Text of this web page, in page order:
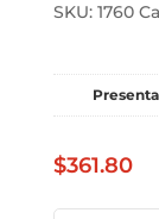
SKU: 1760
$361.80